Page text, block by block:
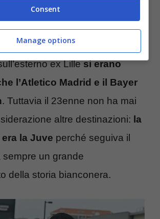
cura gli interessi di Weah
ex Lillesi erano
l’Atletico Madrid e il Bayer
. Tuttavia il 23enne non ha mai
altre destinazioni: la
la Juve perché seguiva il
sempre un grande
della storia bianconera.
Consent
Manage options